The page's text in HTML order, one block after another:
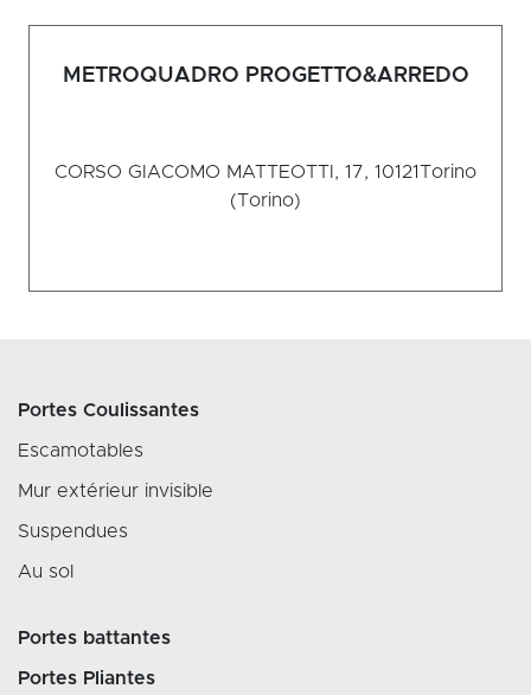
METROQUADRO PROGETTO&ARREDO
CORSO GIACOMO MATTEOTTI, 17, 10121Torino
(Torino)
Portes Coulissantes
Escamotables
Mur extérieur invisible
Suspendues
Au sol
Portes battantes
Portes Pliantes